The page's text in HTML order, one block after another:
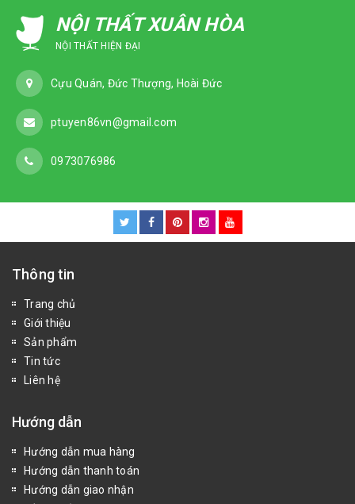
NỘI THẤT XUÂN HÒA
NỘI THẤT HIỆN ĐẠI
Cựu Quán, Đức Thượng, Hoài Đức
ptuyen86vn@gmail.com
0973076986
Thông tin
Trang chủ
Giới thiệu
Sản phẩm
Tin tức
Liên hệ
Hướng dẫn
Hướng dẫn mua hàng
Hướng dẫn thanh toán
Hướng dẫn giao nhận